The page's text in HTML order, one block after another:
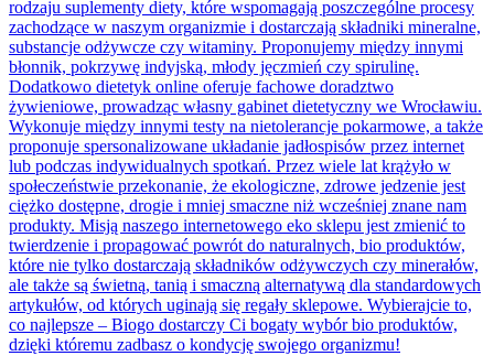
rodzaju suplementy diety, które wspomagają poszczególne procesy
zachodzące w naszym organizmie i dostarczają składniki mineralne,
substancje odżywcze czy witaminy. Proponujemy między innymi
błonnik, pokrzywę indyjską, młody jęczmień czy spirulinę.
Dodatkowo dietetyk online oferuje fachowe doradztwo
żywieniowe, prowadząc własny gabinet dietetyczny we Wrocławiu.
Wykonuje między innymi testy na nietolerancje pokarmowe, a także
proponuje spersonalizowane układanie jadłospisów przez internet
lub podczas indywidualnych spotkań. Przez wiele lat krążyło w
społeczeństwie przekonanie, że ekologiczne, zdrowe jedzenie jest
ciężko dostępne, drogie i mniej smaczne niż wcześniej znane nam
produkty. Misją naszego internetowego eko sklepu jest zmienić to
twierdzenie i propagować powrót do naturalnych, bio produktów,
które nie tylko dostarczają składników odżywczych czy minerałów,
ale także są świetną, tanią i smaczną alternatywą dla standardowych
artykułów, od których uginają się regały sklepowe. Wybierajcie to,
co najlepsze – Biogo dostarczy Ci bogaty wybór bio produktów,
dzięki któremu zadbasz o kondycję swojego organizmu!